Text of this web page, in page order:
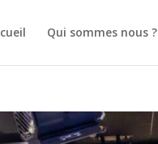
Qui sommes nous ?